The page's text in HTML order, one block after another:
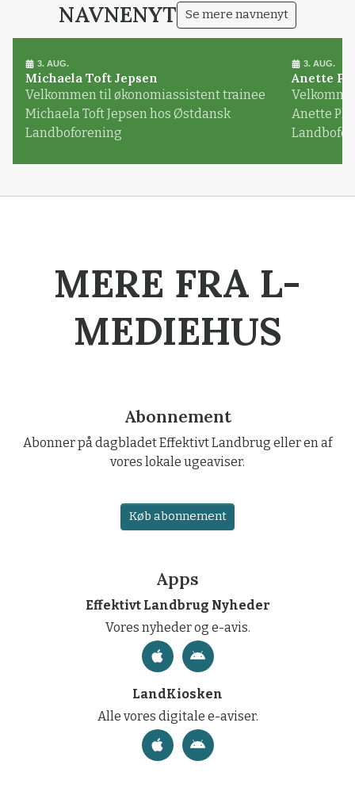
NAVNENYT Se mere navnenyt
3. AUG.
Michaela Toft Jepsen
Velkommen til økonomiassistent trainee
Michaela Toft Jepsen hos Østdansk
Landboforening
3. AUG.
Anette
Anette
MERE FRA L-
MEDIEHUS
Abonnement
Abonner på dagbladet Effektivt Landbrug eller en af
vores lokale ugeaviser.
Køb abonnement
Apps
Effektivt Landbrug Nyheder
Vores nyheder og e-avis.
LandKiosken
Alle vores digitale e-aviser.